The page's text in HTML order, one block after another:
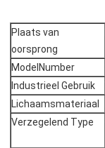
Plaats van
oorsprong
ModelNumber
Industrieel Gebruik
Lichaamsmateriaal
Verzegelend Type